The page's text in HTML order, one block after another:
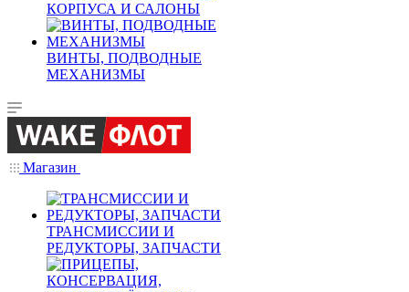
КОРПУСА И САЛОНЫ
ВИНТЫ, ПОДВОДНЫЕ
МЕХАНИЗМЫ
Магазин
ТРАНСМИССИИ И
РЕДУКТОРЫ, ЗАПЧАСТИ